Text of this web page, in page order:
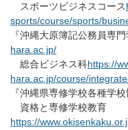
スポーツビジネスコース
sports/course/sports/
『沖縄大原簿記公務員専門
hara.ac.jp/
総合ビジネス科https://
hara.ac.jp/course/
『沖縄県専修学校各種学校
資格と専修学校教育
https://